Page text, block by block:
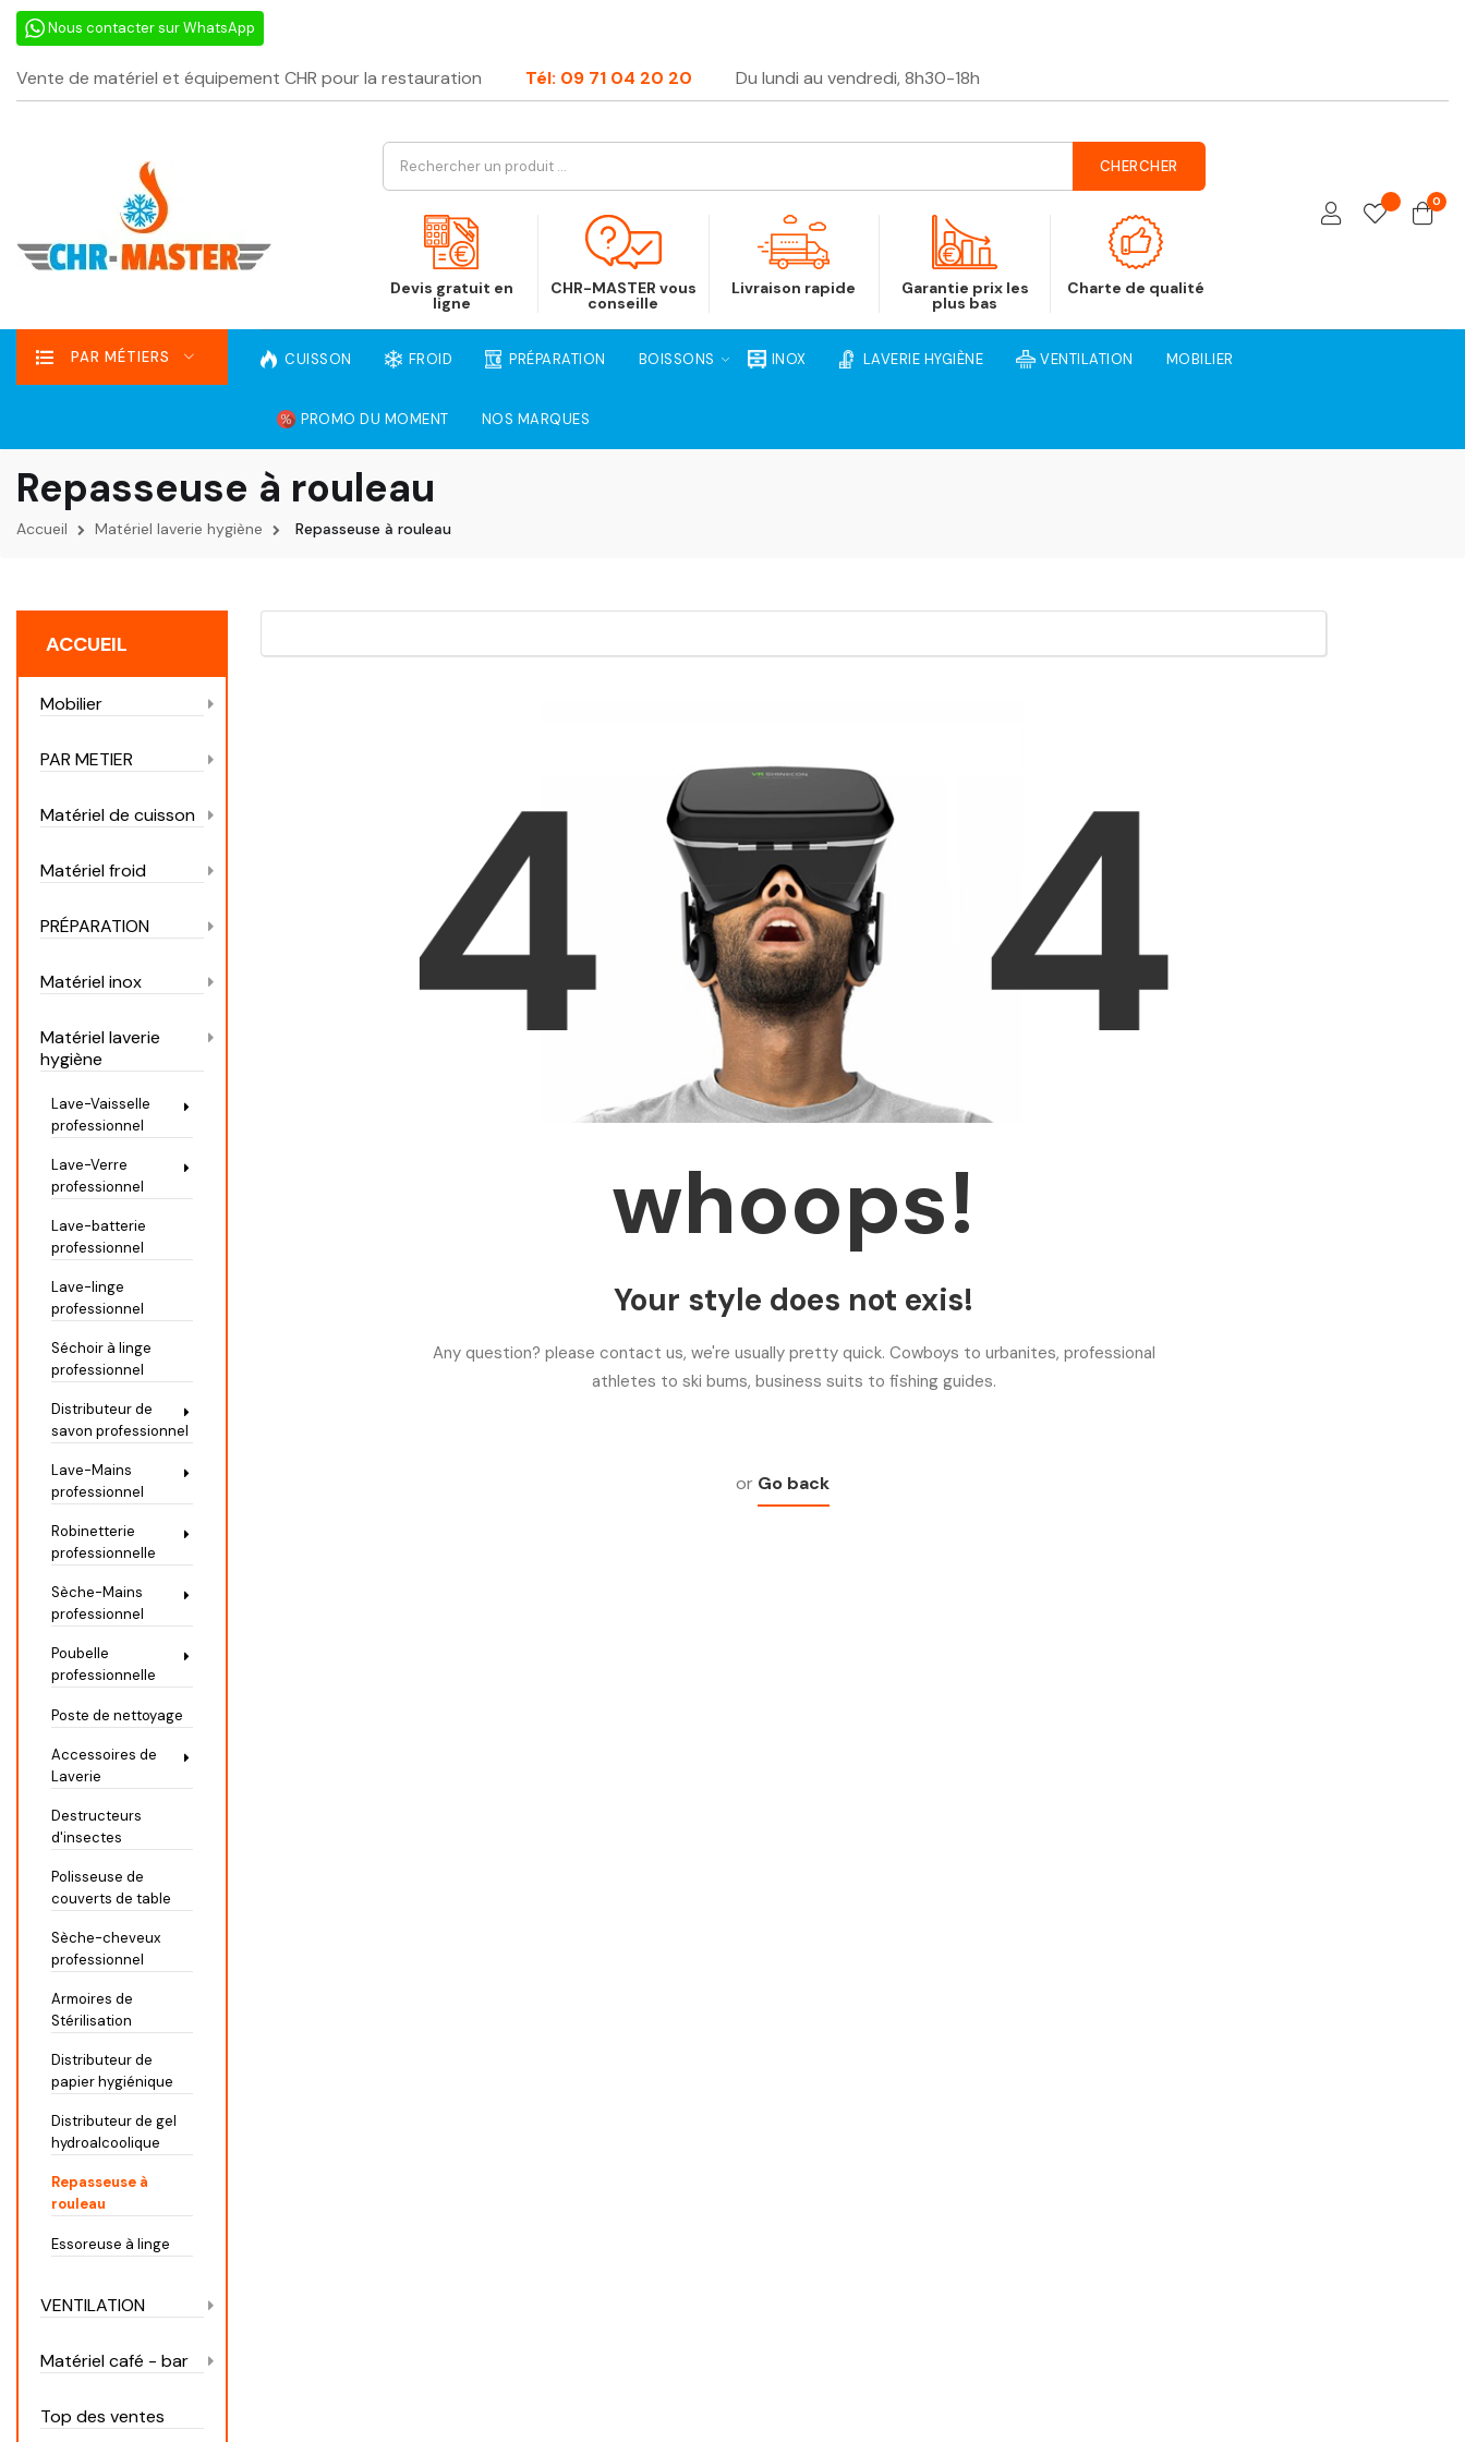
Nous contacter sur WhatsApp
Vente de matériel et équipement CHR pour la restauration Tél: 09 71 04 20 20 Du lundi au vendredi, 8h30-18h
CHERCHER
Devis gratuit en
ligne
CHR-MASTER vous
conseille
Livraison rapide Garantie prix les
plus bas
Charte de qualité
0
PAR MÉTIERS CUISSON FROID PRÉPARATION BOISSONS INOX LAVERIE HYGIÈNE VENTILATION MOBILIER
PROMO DU MOMENT NOS MARQUES
Repasseuse à rouleau
Accueil Matériel laverie hygiène Repasseuse à rouleau
ACCUEIL
Mobilier
PAR METIER
Matériel de cuisson
Matériel froid
PRÉPARATION
Matériel inox
Matériel laverie
hygiène
Lave-Vaisselle
professionnel
Lave-Verre
professionnel
Lave-batterie
professionnel
Lave-linge
professionnel
Séchoir à linge
professionnel
Distributeur de
savon professionnel
Lave-Mains
professionnel
Robinetterie
professionnelle
Sèche-Mains
professionnel
Poubelle
professionnelle
Poste de nettoyage
Accessoires de
Laverie
Destructeurs
d'insectes
Polisseuse de
couverts de table
Sèche-cheveux
professionnel
Armoires de
Stérilisation
Distributeur de
papier hygiénique
Distributeur de gel
hydroalcoolique
Repasseuse à
rouleau
Essoreuse à linge
VENTILATION
Matériel café - bar
Top des ventes
whoops!
Your style does not exis!
Any question? please contact us, we're usually pretty quick. Cowboys to urbanites, professional
athletes to ski bums, business suits to fishing guides.
Go back